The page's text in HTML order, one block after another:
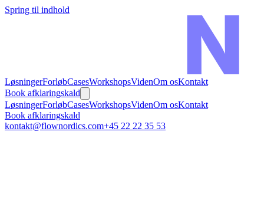
Spring til indhold
LøsningerForløbCasesWorkshopsVidenOm osKontakt
Book afklaringskald
LøsningerForløbCasesWorkshopsVidenOm osKontakt
Book afklaringskald
kontakt@flownordics.com+45 22 22 35 53